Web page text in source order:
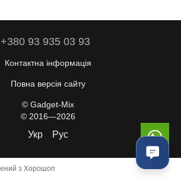
+380 93 935 03 93
Контактна інформація
Повна версія сайту
© Gadget-Mix
© 2016—2026
Укр Рус
з Хорошоп